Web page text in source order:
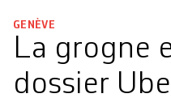
GENÈVE
La grogne
dossier